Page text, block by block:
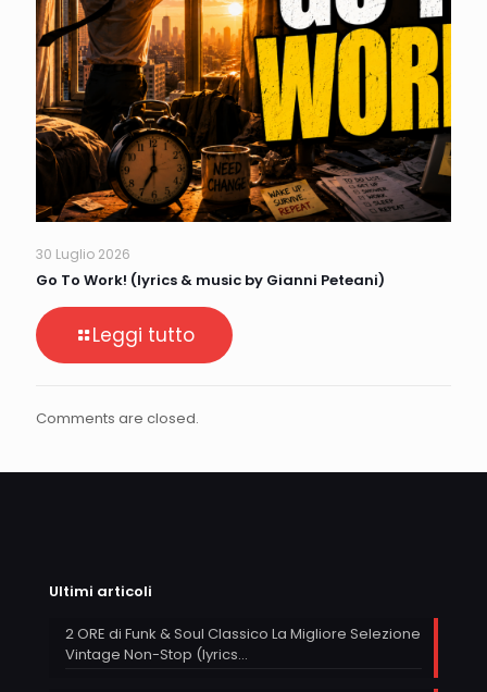
30 Luglio 2026
Go To Work! (lyrics & music by Gianni Peteani)
Leggi tutto
Comments are closed.
Ultimi articoli
2 ORE di Funk & Soul Classico La Migliore Selezione
Vintage Non-Stop (lyrics…